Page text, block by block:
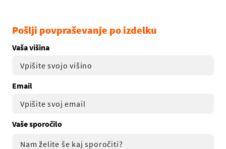
Pošlji povpraševanje po izdelku
Vaša višina
Email
Vaše sporočilo